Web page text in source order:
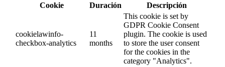
Cookie
Duración Descripción
cookielawinfo-
checkbox-analytics
11
months
This cookie is set by
GDPR Cookie Consent
plugin. The cookie is used
to store the user consent
for the cookies in the
category "Analytics".